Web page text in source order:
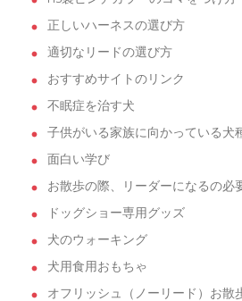
正しいハーネスの選び方
適切なリードの選び方
おすすめサイトのリンク
不眠症を治す犬
子供がいる家族に向かっている犬
面白い学び
お散歩の際、リーダーになるの必
ドッグショー専用グッズ
犬のウォーキング
犬用食用おもちゃ
オフリッシュ（ノーリード）お散